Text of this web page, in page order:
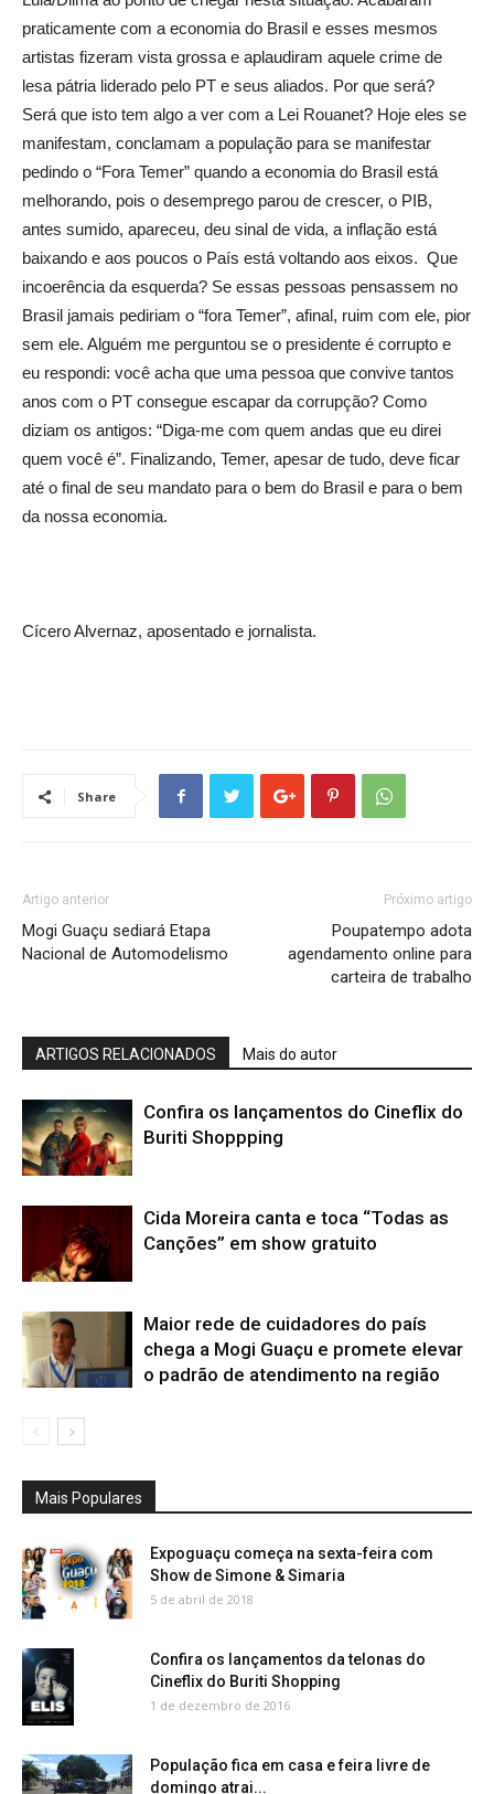
praticamente com a economia do Brasil e esses mesmos
artistas fizeram vista grossa e aplaudiram aquele crime de
lesa pátria liderado pelo PT e seus aliados. Por que será?
Será que isto tem algo a ver com a Lei Rouanet? Hoje eles se
manifestam, conclamam a população para se manifestar
pedindo o “Fora Temer” quando a economia do Brasil está
melhorando, pois o desemprego parou de crescer, o PIB,
antes sumido, apareceu, deu sinal de vida, a inflação está
baixando e aos poucos o País está voltando aos eixos. Que
incoerência da esquerda? Se essas pessoas pensassem no
Brasil jamais pediriam o “fora Temer”, afinal, ruim com ele, pior
sem ele. Alguém me perguntou se o presidente é corrupto e
eu respondi: você acha que uma pessoa que convive tantos
anos com o PT consegue escapar da corrupção? Como
diziam os antigos: “Diga-me com quem andas que eu direi
quem você é”. Finalizando, Temer, apesar de tudo, deve ficar
até o final de seu mandato para o bem do Brasil e para o bem
da nossa economia.
Cícero Alvernaz, aposentado e jornalista.
Share
Artigo anterior
Mogi Guaçu sediará Etapa
Nacional de Automodelismo
Próximo artigo
Poupatempo adota
agendamento online para
carteira de trabalho
ARTIGOS RELACIONADOS Mais do autor
Confira os lançamentos do Cineflix do
Buriti Shoppping
Cida Moreira canta e toca “Todas as
Canções” em show gratuito
Maior rede de cuidadores do país
chega a Mogi Guaçu e promete elevar
o padrão de atendimento na região
Mais Populares
Expoguaçu começa na sexta-feira com
Show de Simone & Simaria
5 de abril de 2018
Confira os lançamentos da telonas do
Cineflix do Buriti Shopping
1 de dezembro de 2016
População fica em casa e feira livre de
domingo atrai...